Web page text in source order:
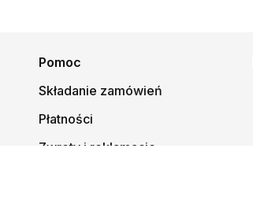
Pomoc
Składanie zamówień
Płatności
Zwroty i reklamacje